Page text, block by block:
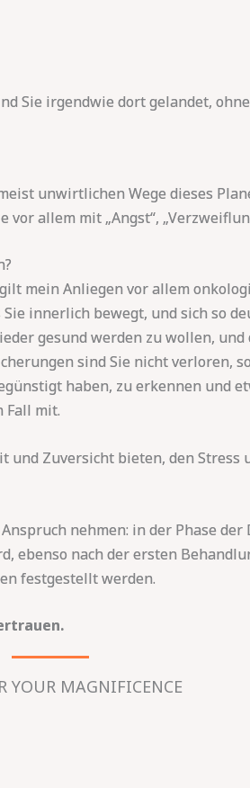
Sie irgendwie dort gelandet,
unwirtlichen Wege dieses
allem mit „Angst“,
mein Anliegen vor allem
innerlich bewegt, und sich so
gesund werden zu wollen,
sind Sie nicht verloren,
haben, zu erkennen und
Fall mit.
Zuversicht bieten, den
nehmen: in der Phase der
ebenso nach der ersten
festgestellt werden.
YOUR MAGNIFICENCE